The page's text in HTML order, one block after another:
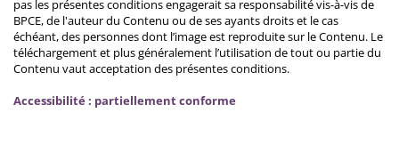
pas les présentes conditions engagerait sa responsabilité vis-à-vis de
BPCE, de l'auteur du Contenu ou de ses ayants droits et le cas
échéant, des personnes dont l’image est reproduite sur le Contenu. Le
téléchargement et plus généralement l’utilisation de tout ou partie du
Contenu vaut acceptation des présentes conditions.
Accessibilité : partiellement conforme